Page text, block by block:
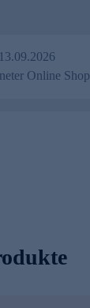
Online Shop